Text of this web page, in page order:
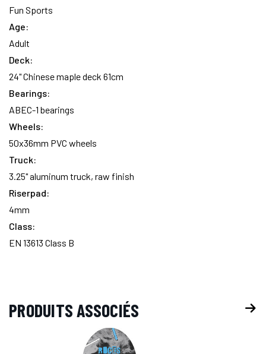
Fun Sports
Age:
Adult
Deck:
24" Chinese maple deck 61cm
Bearings:
ABEC-1 bearings
Wheels:
50x36mm PVC wheels
Truck:
3.25" aluminum truck, raw finish
Riserpad:
4mm
Class:
EN 13613 Class B
PRODUITS ASSOCIÉS